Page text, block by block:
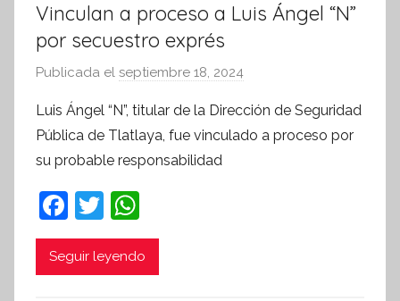
Vinculan a proceso a Luis Ángel “N”
por secuestro exprés
Publicada el septiembre 18, 2024
r
S
Luis Ángel “N”, titular de la Dirección de Seguridad
Pública de Tlatlaya, fue vinculado a proceso por
su probable responsabilidad
F
a
c
T
w
itt
h
at
Seguir leyendo